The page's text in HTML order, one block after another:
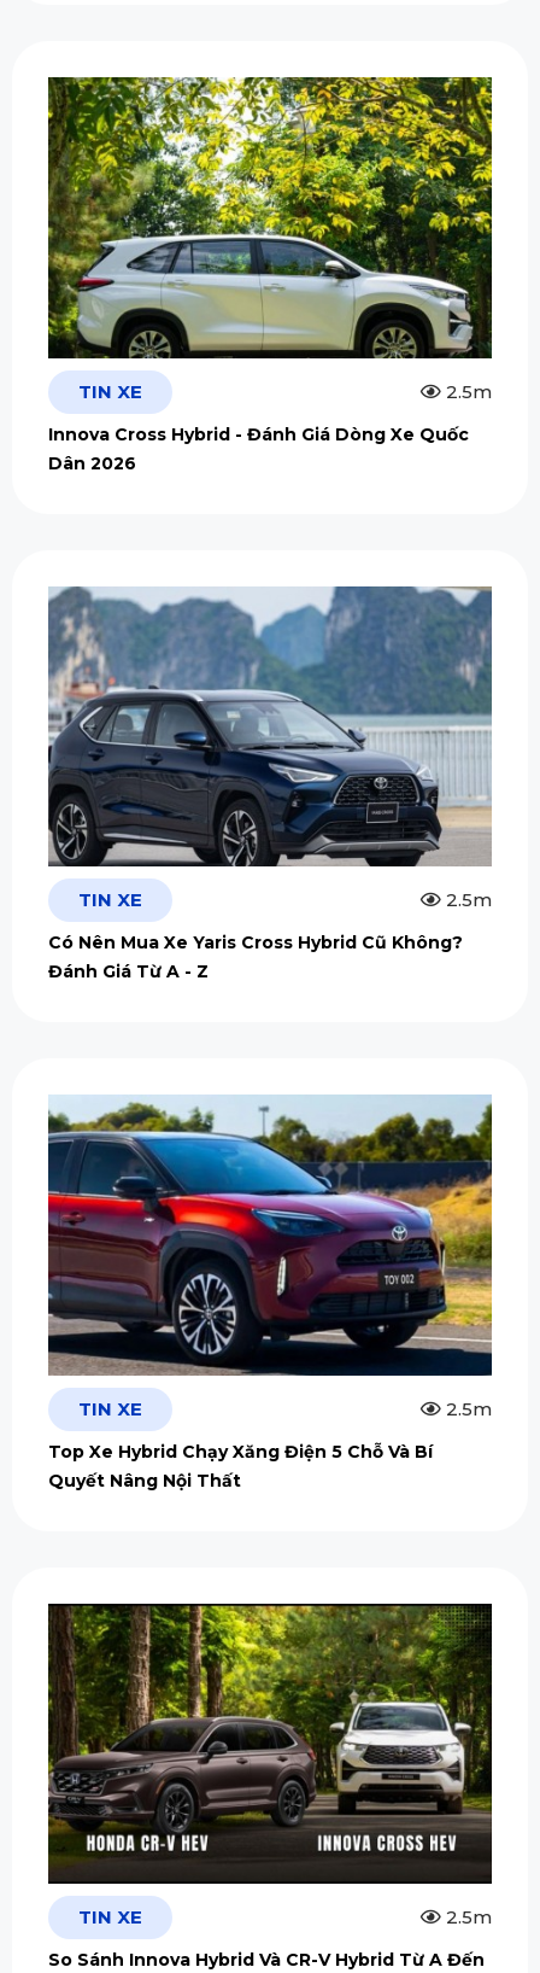
TIN XE 2.5m
Innova Cross Hybrid - Đánh Giá Dòng Xe Quốc
Dân 2026
TIN XE 2.5m
Có Nên Mua Xe Yaris Cross Hybrid Cũ Không?
Đánh Giá Từ A - Z
TIN XE 2.5m
Top Xe Hybrid Chạy Xăng Điện 5 Chỗ Và Bí
Quyết Nâng Nội Thất
TIN XE 2.5m
So Sánh Innova Hybrid Và CR-V Hybrid Từ A Đến